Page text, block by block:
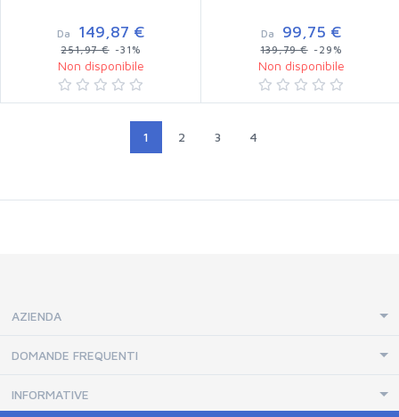
Da 149,87 €
251,97 €-31%
Non disponibile
Da 99,75 €
139,79 €-29%
Non disponibile
1 2 3 4
AZIENDA
DOMANDE FREQUENTI
INFORMATIVE